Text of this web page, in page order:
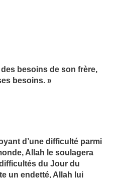
besoins de son frère,
besoins. »
d’une difficulté parmi
Allah le soulagera
du Jour du
un endetté, Allah lui